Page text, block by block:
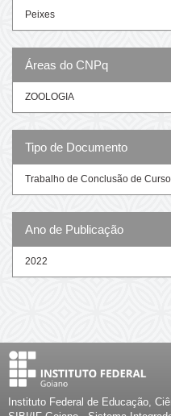
Peixes
Áreas do CNPq
ZOOLOGIA
Tipo de Documento
Trabalho de Conclusão de Curso
Ano de Publicação
2022
Instituto Federal de Educação,